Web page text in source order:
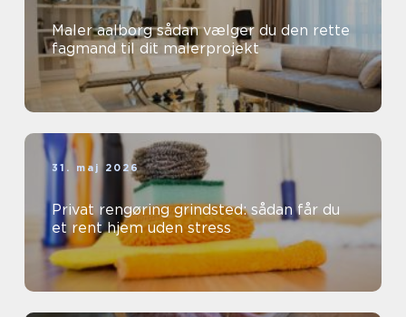
Maler aalborg sådan vælger du den rette
fagmand til dit malerprojekt
31. maj 2026
Privat rengøring grindsted: sådan får du
et rent hjem uden stress